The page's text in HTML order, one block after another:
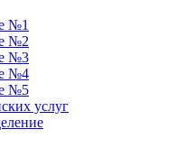
№1
№2
№3
№4
№5
услуг